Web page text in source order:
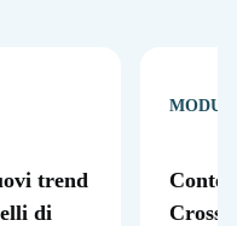
trend
di